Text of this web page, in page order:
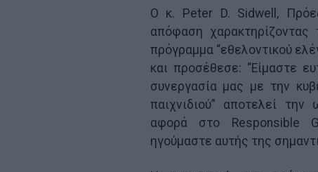
O κ. Peter D. Sidwell,
απόφαση χαρακτηρίζοντας
πρόγραμμα “εθελοντικού
και προσέθεσε: “Είμαστε
συνεργασία μας με την
παιχνιδιού” αποτελεί
αφορά στο Responsible
ηγούμαστε αυτής της